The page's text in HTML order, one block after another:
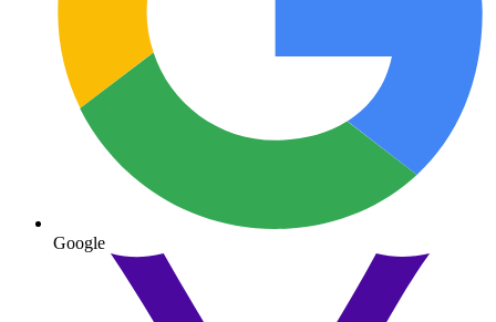
Google